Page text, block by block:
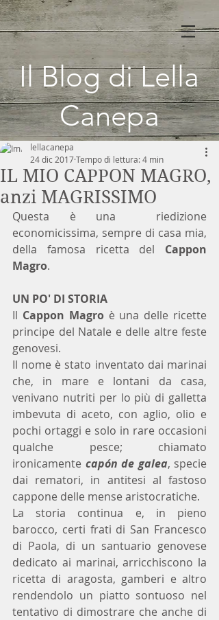
Il Blog di Lella
Canepa
IL MIO CAPPON MAGRO,
anzi MAGRISSIMO
lellacanepa
24 dic 2017Tempo di lettura: 4 min
Questa è una  riedizione
economicissima, sempre di casa mia,
della famosa ricetta del Cappon
Magro.
UN PO' DI STORIA
Il Cappon Magro è una delle ricette
principe del Natale e delle altre feste
genovesi.
Il nome è stato inventato dai marinai
che, in mare e lontani da casa,
venivano nutriti per lo più di galletta
imbevuta di aceto, con aglio, olio e
pochi ortaggi e solo in rare occasioni
qualche pesce; chiamato
ironicamente capón de galea, specie
dai rematori, in antitesi al fastoso
cappone delle mense aristocratiche.
La storia continua e, in pieno
barocco, certi frati di San Francesco
di Paola, di un santuario genovese
dedicato ai marinai, arricchiscono la
ricetta di aragosta, gamberi e altro
rendendolo un piatto sontuoso nel
tentativo di dimostrare che anche di